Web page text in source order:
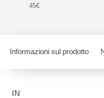
45€.
Informazioni sul prodotto
IN